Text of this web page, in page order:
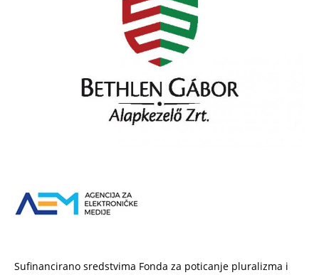
Sufinancirano sredstvima Fonda za poticanje pluralizma i